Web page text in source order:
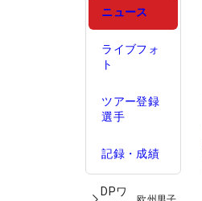
ニュース
ライブフォ
ト
ツアー登録
選手
記録・成績
DPワ